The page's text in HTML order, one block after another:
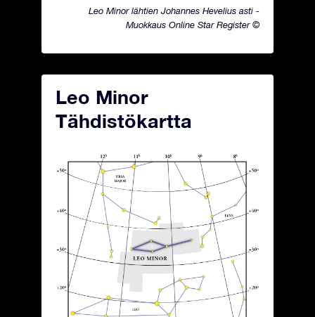
Leo Minor lähtien Johannes Hevelius asti -
Muokkaus Online Star Register ©
Leo Minor
Tähdistökartta